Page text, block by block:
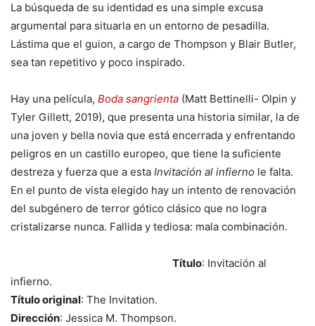
La búsqueda de su identidad es una simple excusa
argumental para situarla en un entorno de pesadilla.
Lástima que el guion, a cargo de Thompson y Blair Butler,
sea tan repetitivo y poco inspirado.
Hay una película, Boda sangrienta (Matt Bettinelli- Olpin y
Tyler Gillett, 2019), que presenta una historia similar, la de
una joven y bella novia que está encerrada y enfrentando
peligros en un castillo europeo, que tiene la suficiente
destreza y fuerza que a esta Invitación al infierno le falta.
En el punto de vista elegido hay un intento de renovación
del subgénero de terror gótico clásico que no logra
cristalizarse nunca. Fallida y tediosa: mala combinación.
Título: Invitación al
infierno.
Título original: The Invitation.
Dirección: Jessica M. Thompson.